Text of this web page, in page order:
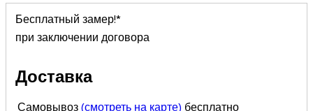
Бесплатный замер!*
при заключении договора
Доставка